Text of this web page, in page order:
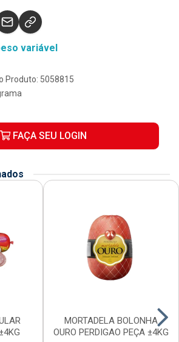
variável
Produto: 5058815
FAÇA SEU LOGIN
MORTADELA BOLONHA
OURO PERDIGAO PEÇA ±4KG